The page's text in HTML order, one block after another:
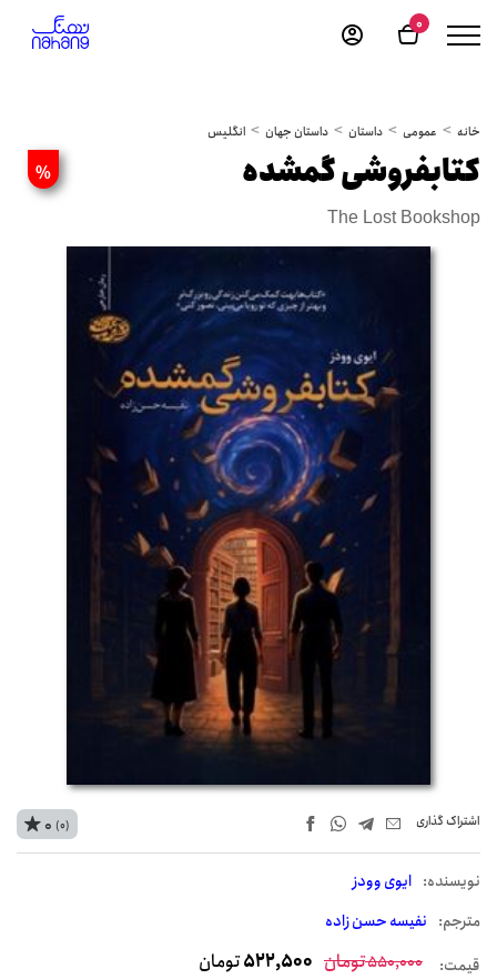
0
خانه عمومی داستان داستان جهان انگلیس
% کتابفروشی گمشده
The Lost Bookshop
اشتراک‌ گذاری
نويسنده: ایوی وودز
مترجم: نفیسه حسن زاده
0 (0)
قیمت: 550,000تومان 522,500تومان